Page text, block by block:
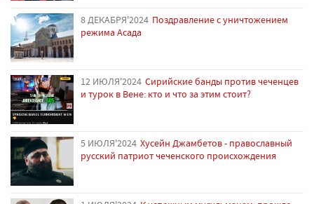
8 ДЕКАБРЯ'2024 Поздравление с уничтожением
режима Асада
12 ИЮЛЯ'2024 Сирийские банды против чеченцев
и турок в Вене: кто и что за этим стоит?
5 ИЮЛЯ'2024 Хусейн Джамбетов - православный
русский патриот чеченского происхождения